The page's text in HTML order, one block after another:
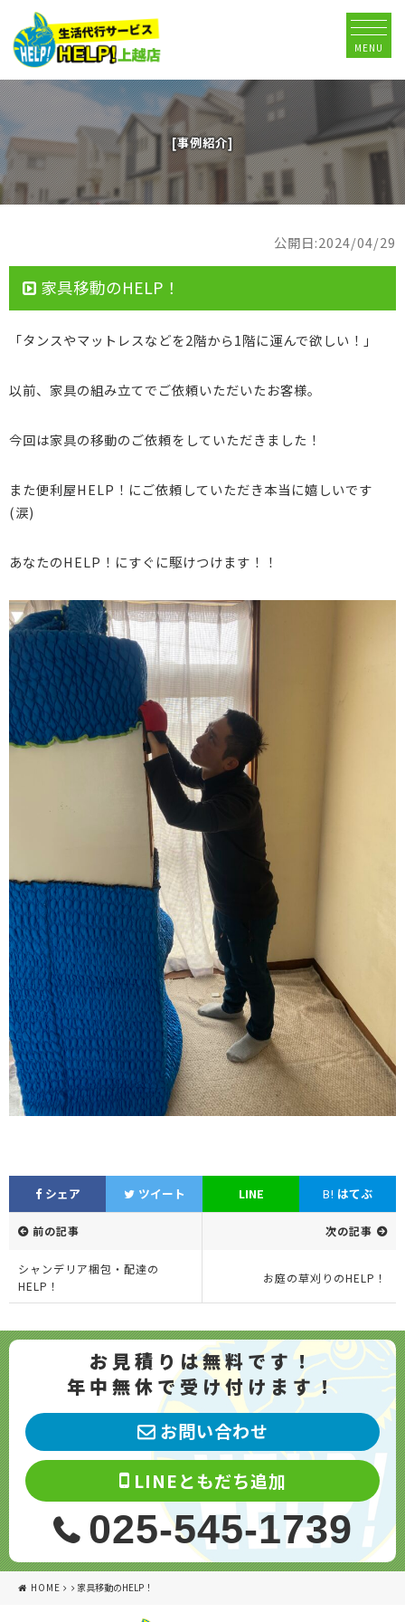
MENU
[事例紹介]
公開日:2024/04/29
家具移動のHELP！
「タンスやマットレスなどを2階から1階に運んで欲しい！」
以前、家具の組み立てでご依頼いただいたお客様。
今回は家具の移動のご依頼をしていただきました！
また便利屋HELP！にご依頼していただき本当に嬉しいです
(涙)
あなたのHELP！にすぐに駆けつけます！！
シェア ツイート LINE B! はてぶ
前の記事
シャンデリア梱包・配達の
HELP！
次の記事
お庭の草刈りのHELP！
お見積りは無料です！
年中無休で受け付けます！
お問い合わせ
LINEともだち追加
025-545-1739
HOME 家具移動のHELP！